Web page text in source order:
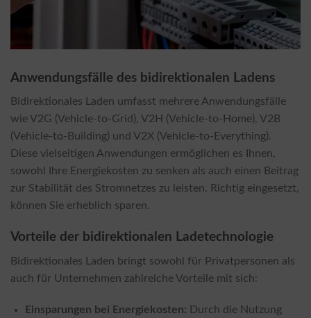
Anwendungsfälle des bidirektionalen Ladens
Bidirektionales Laden umfasst mehrere Anwendungsfälle
wie V2G (Vehicle-to-Grid), V2H (Vehicle-to-Home), V2B
(Vehicle-to-Building) und V2X (Vehicle-to-Everything).
Diese vielseitigen Anwendungen ermöglichen es Ihnen,
sowohl Ihre Energiekosten zu senken als auch einen Beitrag
zur Stabilität des Stromnetzes zu leisten. Richtig eingesetzt,
können Sie erheblich sparen.
Vorteile der bidirektionalen Ladetechnologie
Bidirektionales Laden bringt sowohl für Privatpersonen als
auch für Unternehmen zahlreiche Vorteile mit sich:
Einsparungen bei Energiekosten: Durch die Nutzung